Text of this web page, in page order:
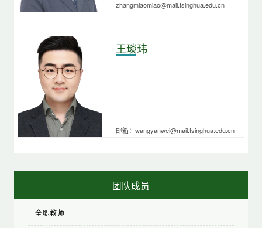
zhangmiaomiao@mail.tsinghua.edu.cn
王琰玮
邮箱：wangyanwei@mail.tsinghua.edu.cn
团队成员
全职教师